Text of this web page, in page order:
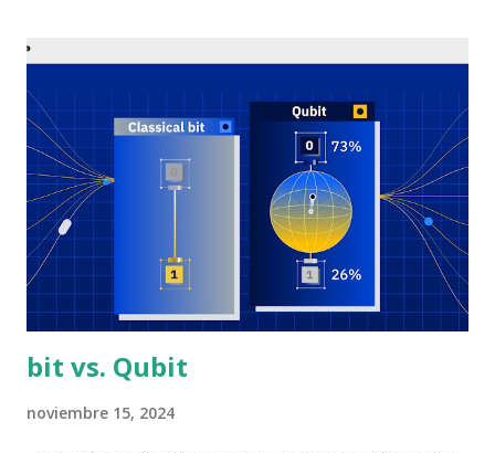
de 2040 si hubiéramos seguido la línea de desarrollo que
traíamos en la década 2010. Es el equivalente a un viaje en
el tiempo, es decir, quienes estemos presenciando el
desarrollo tecnológico en los próximos 5 años, daremos un
salto ascelerado al futuro. Muy emocionante.
bit vs. Qubit
noviembre 15, 2024